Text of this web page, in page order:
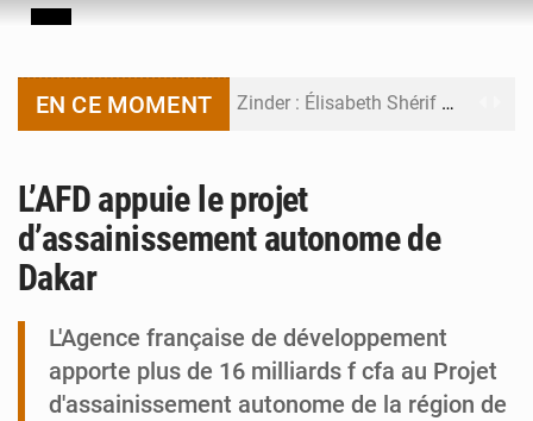
EN CE MOMENT Zinder : Élisabeth Shérif visite l’école Birni Garçon
L’AFD appuie le projet
d’assainissement autonome de
Dakar
L'Agence française de développement
apporte plus de 16 milliards f cfa au Projet
d'assainissement autonome de la région de